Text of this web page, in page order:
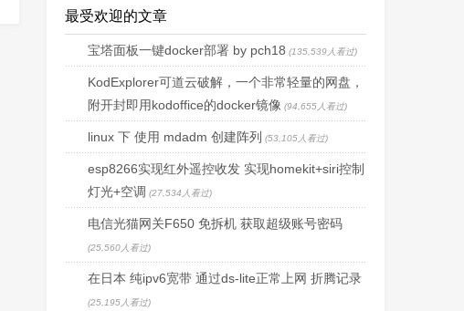
最受欢迎的文章
宝塔面板一键docker部署 by pch18 (135,539人看过)
KodExplorer可道云破解，一个非常轻量的网盘，
附开封即用kodoffice的docker镜像 (94,655人看过)
linux 下 使用 mdadm 创建阵列 (53,105人看过)
esp8266实现红外遥控收发 实现homekit+siri控制
灯光+空调 (27,534人看过)
电信光猫网关F650 免拆机 获取超级账号密码
(25,560人看过)
在日本 纯ipv6宽带 通过ds-lite正常上网 折腾记录
(25,195人看过)